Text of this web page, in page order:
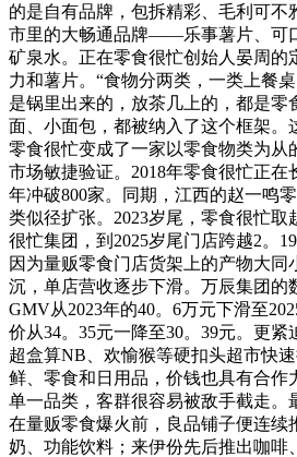
的是自有品牌，包拆精彩、毛利可不
市里的大畅通品牌——乐事薯片、可
矿泉水。正在零食很忙创始人晏周的
力和薯片。“食物分两类，一类上餐
是锅里出来的，放茶几上的，都是零
面、小面包，都被纳入了这个框架。
零食很忙变成了一家以零食物类为从
市场敏捷验证。2018年零食很忙正在
年冲破800家。同期，江西的赵一鸣
类似径扩张。2023岁尾，零食很忙
很忙集团，到2025岁尾门店跨越2。
因为量贩零食门店货架上的产物大同
沉，单店营收逐步下滑。万辰集团的
GMV从2023年的40。6万元下滑至
价从34。35元一降至30。39元。更紧
超盒算NB、欢愉猴等硬扣头超市快
鲜、零食和日用品，价钱也具有合作
单一品类，客群很容易被敌手截走。
在量贩零食爆火前，良品铺子便连续
奶、功能饮料；来伊份先后推出咖啡